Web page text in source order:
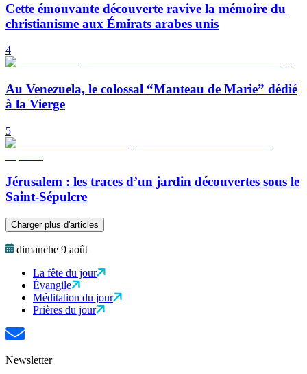
Cette émouvante découverte ravive la mémoire du
christianisme aux Émirats arabes unis
4
Au Venezuela, le colossal “Manteau de Marie” dédié
à la Vierge
5
Jérusalem : les traces d’un jardin découvertes sous le
Saint-Sépulcre
Charger plus d'articles
dimanche 9 août
La fête du jour
Évangile
Méditation du jour
Prières du jour
Newsletter